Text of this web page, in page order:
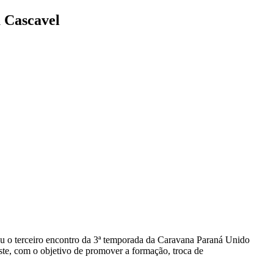
terceiro encontro da 3ª temporada da Caravana Paraná Unido
com o objetivo de promover a formação, troca de